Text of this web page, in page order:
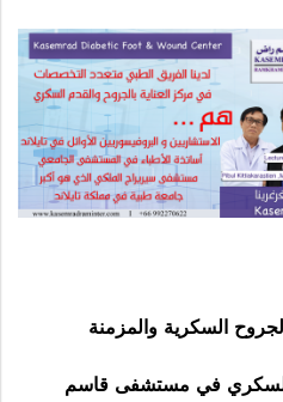
السكرية والمزمنة
السكري في مستشفى قاسم